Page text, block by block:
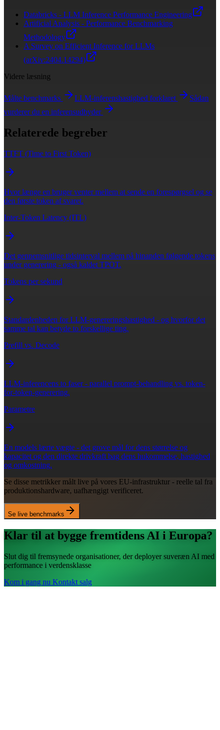
Databricks - LLM Inference Performance Engineering
Artificial Analysis - Performance Benchmarking
Methodology
A Survey on Efficient Inference for LLMs
(arXiv:2404.14294)
Videre læsning
Målte benchmarks LLM-inferenshastighed forklaret
Sådan
vurderer du en inferensudbyder
Relaterede begreber
TTFT (Time to First Token)
Hvor længe en bruger venter mellem at sende en forespørgsel og se
den første token af svaret.
Inter-Token Latency (ITL)
Det gennemsnitlige tidsinterval mellem på hinanden følgende tokens
under generering - også kaldet TPOT.
Tokens per sekund
Standardenheden for LLM-genereringshastighed - og hvorfor det
samme tal kan betyde to forskellige ting.
Prefill vs. Decode
LLM-inferencens to faser - parallel prompt-behandling vs. token-
for-token-generering.
Parametre
En models lærte vægte - det grove mål for dens størrelse og
kapacitet og den direkte drivkraft bag dens hukommelse, hastighed
og omkostning.
Se disse metrikker målt live på vores EU-infrastruktur - reelle tal fra
produktionshardware, uafhængigt verificeret.
Se live benchmarks
Klar til at bygge fremtidens AI i Europa?
Slut dig til fremsynede organisationer, der deployer suveræn AI med
performance i verdensklasse
Kom i gang nu Kontakt salg